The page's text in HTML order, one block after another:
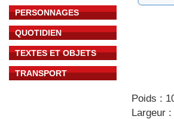
PERSONNAGES
QUOTIDIEN
TEXTES ET OBJETS
TRANSPORT
Poids :
Largeur